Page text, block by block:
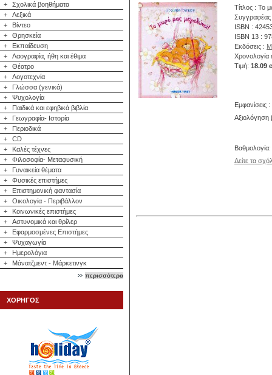
+
Σχολικά βοηθήματα
+
Λεξικά
+
Βίντεο
+
Θρησκεία
+
Εκπαίδευση
+
Λαογραφία, ήθη και έθιμα
+
Θέατρο
+
Λογοτεχνία
+
Γλώσσα (γενικά)
+
Ψυχολογία
+
Παιδικά και εφηβικά βιβλία
+
Γεωγραφία- Ιστορία
+
Περιοδικά
+
CD
+
Καλές τέχνες
+
Φιλοσοφία- Μεταφυσική
+
Γυναικεία θέματα
+
Φυσικές επιστήμες
+
Επιστημονική φαντασία
+
Οικολογία - Περιβάλλον
+
Κοινωνικές επιστήμες
+
Αστυνομικά και θρίλερ
+
Εφαρμοσμένες Επιστήμες
+
Ψυχαγωγία
+
Ημερολόγια
+
Μάνατζμεντ - Μάρκετινγκ
περισσότερα
ΧΟΡΗΓΟΣ
Τίτλος : Το
ISBN :
ISBN 13 :
Εκδόσεις :
Χρονολογία
Τιμή: 18.09
Εμφανίσεις
Αξιολόγηση
Βαθμολογία:
Δείτε τα